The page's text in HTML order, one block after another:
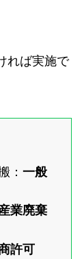
れば実施で
： 一般
業廃棄
許可